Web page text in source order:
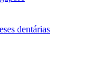
dentárias